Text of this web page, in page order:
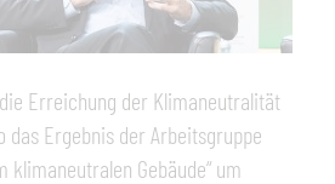
Erreichung der Klimaneutralität
das Ergebnis der Arbeitsgruppe
klimaneutralen Gebäude“ um